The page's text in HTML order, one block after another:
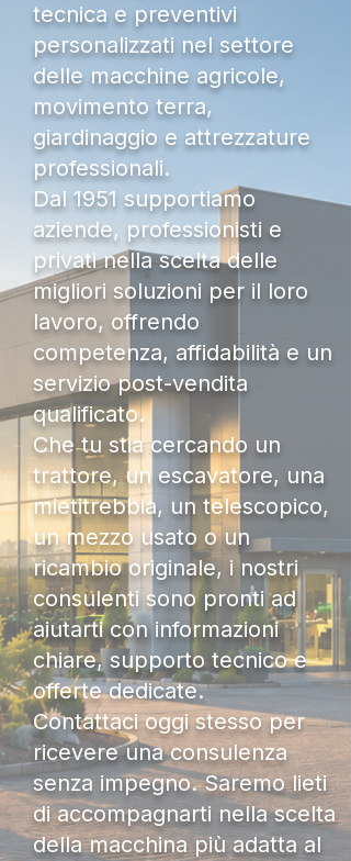
tecnica e preventivi
personalizzati nel settore
delle macchine agricole,
movimento terra,
giardinaggio e attrezzature
professionali.
Dal 1951 supportiamo
aziende, professionisti e
privati nella scelta delle
migliori soluzioni per il loro
lavoro, offrendo
competenza, affidabilità e un
servizio post-vendita
qualificato.
Che tu stia cercando un
trattore, un escavatore, una
mietitrebbia, un telescopico,
un mezzo usato o un
ricambio originale, i nostri
consulenti sono pronti ad
aiutarti con informazioni
chiare, supporto tecnico e
offerte dedicate.
Contattaci oggi stesso per
ricevere una consulenza
senza impegno. Saremo lieti
di accompagnarti nella scelta
della macchina più adatta al